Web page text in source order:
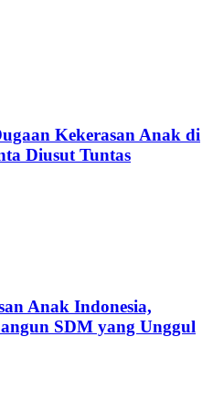
Kekerasan Anak di
Diusut Tuntas
Anak Indonesia,
SDM yang Unggul